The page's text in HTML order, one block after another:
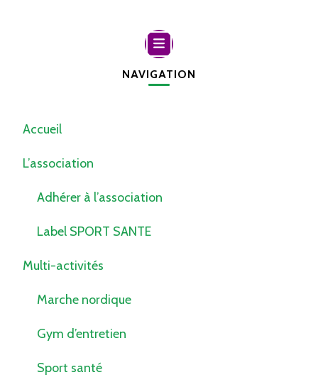
NAVIGATION
Accueil
L’association
Adhérer à l’association
Label SPORT SANTE
Multi-activités
Marche nordique
Gym d’entretien
Sport santé